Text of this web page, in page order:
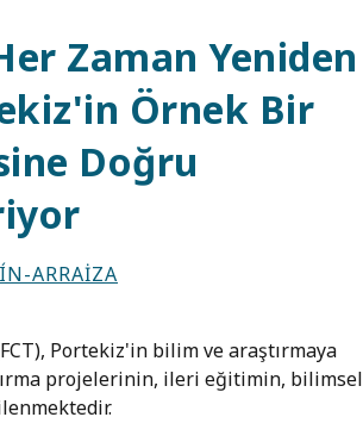
Zaman Yeniden
Örnek Bir
Doğru
ARRAIZA
Portekiz'in bilim ve araştırmaya
projelerinin, ileri eğitimin, bilimsel